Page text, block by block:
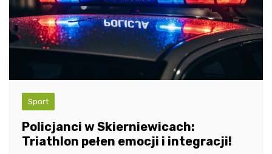
Sport
Policjanci w Skierniewicach:
Triathlon pełen emocji i integracji!